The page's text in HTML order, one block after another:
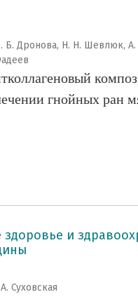
Б. Дронова, Н. Н. Шевлюк, А.
гнойных ран
и
Суховская